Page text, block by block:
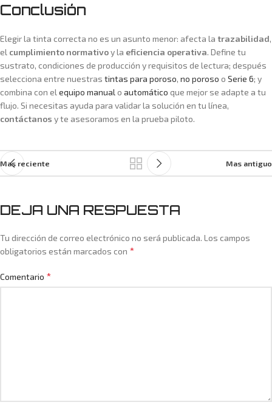
Conclusión
Elegir la tinta correcta no es un asunto menor: afecta la trazabilidad,
el cumplimiento normativoy la eficiencia operativa. Define tu
sustrato, condiciones de producción y requisitos de lectura; después
selecciona entre nuestras tintas para poroso, no poroso o Serie 6; y
combina con el equipo manual o automático que mejor se adapte a tu
flujo. Si necesitas ayuda para validar la solución en tu línea,
contáctanos y te asesoramos en la prueba piloto.
Mas reciente Mas antiguo
DEJA UNA RESPUESTA
Tu dirección de correo electrónico no será publicada. Los campos
obligatorios están marcados con *
Comentario *